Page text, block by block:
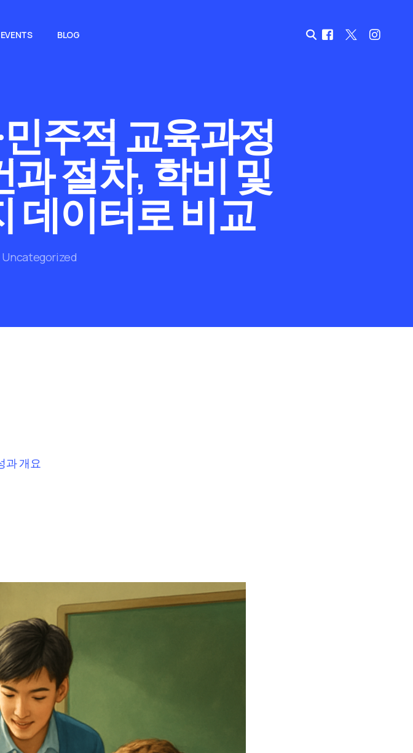
EVENTS BLOG
주적 교육과정
절차, 학비 및
데이터로 비교
Uncategorized
과 개요